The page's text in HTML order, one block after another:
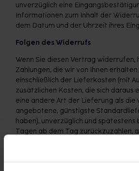
unverzüglich eine
Informationen zum Inhalt der
dem Datum und der Uhrzeit ihres
Folgen des Widerrufs
Wenn Sie diesen Vertrag widerrufen,
Zahlungen, die wir von Ihnen erhalten
einschließlich der Lieferkosten (mit
zusätzlichen Kosten, die sich daraus
eine andere Art der Lieferung als die
angebotene, günstigste
haben), unverzüglich und spätestens
Tagen ab dem Tag zurückzuzahlen,
eingegangen ist. Für diese
dasselbe Zahlungsmittel, das Sie bei